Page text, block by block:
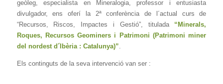
geòleg, especialista en Mineralogia, professor i entusiasta
divulgador, ens oferí la 2ª conferència de l´actual curs de
“Recursos, Riscos, Impactes i Gestió”, titulada “Minerals,
Roques, Recursos Geominers i Patrimoni (Patrimoni miner
del nordest d´Ibèria : Catalunya)”
Els continguts de la seva intervenció van ser :